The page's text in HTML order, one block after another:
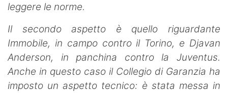
leggere le norme.
Il secondo aspetto è quello riguardante
Immobile, in campo contro il Torino, e Djavan
Anderson, in panchina contro la Juventus.
Anche in questo caso il Collegio di Garanzia ha
imposto un aspetto tecnico: è stata messa in